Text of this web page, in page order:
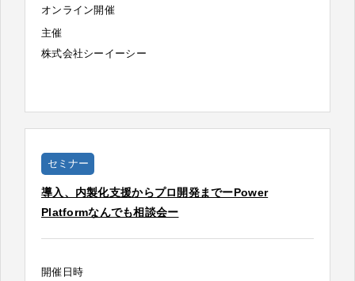
オンライン開催
主催
株式会社シーイーシー
セミナー
導入、内製化支援からプロ開発までーPower
Platformなんでも相談会ー
開催日時